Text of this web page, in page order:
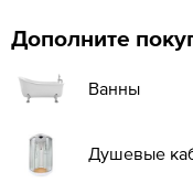
Дополните
Ванны
Душевые